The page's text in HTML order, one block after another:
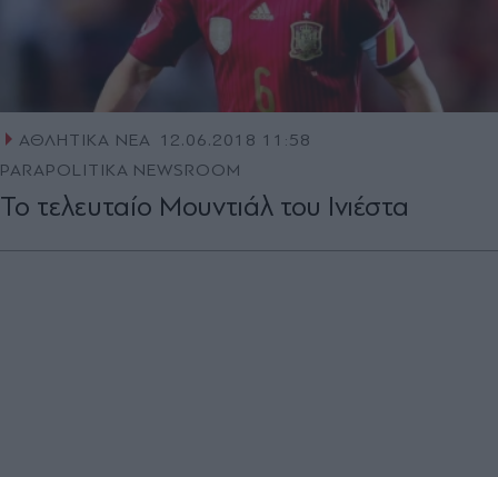
ΑΘΛΗΤΙΚΑ ΝΕΑ 12.06.2018 11:58
PARAPOLITIKA NEWSROOM
Το τελευταίο Μουντιάλ του Ινιέστα